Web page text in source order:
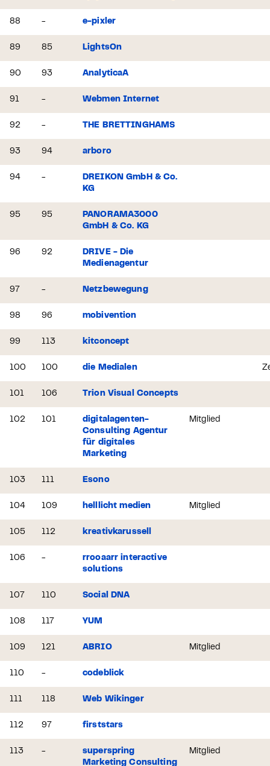
88 - e-pixler
89 85 LightsOn
90 93 AnalyticaA
91 - Webmen Internet
92 - THE BRETTINGHAMS
93 94 arboro
94 -
DREIKON GmbH & Co.
KG
95 95
PANORAMA3000
GmbH & Co. KG
96 92
DRIVE - Die
Medienagentur
97 - Netzbewegung
98 96 mobivention
99 113 kitconcept
100 100 die Medialen
101 106 Trion Visual Concepts
102 101
digitalagenten-
Consulting Agentur
für digitales
Marketing
Mitglied
103 111 Esono
104 109 helllicht medien Mitglied
105 112 kreativkarussell
106 -
rrooaarr interactive
solutions
107 110 Social DNA
108 117 YUM
109 121 ABRIO Mitglied
110 - codeblick
111 118 Web Wikinger
112 97 firststars
113 -
superspring
Marketing Consulting
Mitglied